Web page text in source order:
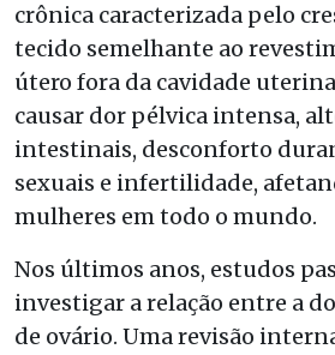
crônica caracterizada pelo
tecido semelhante ao
útero fora da cavidade
causar dor pélvica intensa,
intestinais, desconforto
sexuais e infertilidade,
mulheres em todo o mundo.
Nos últimos anos, estudos
investigar a relação entre a
de ovário. Uma revisão